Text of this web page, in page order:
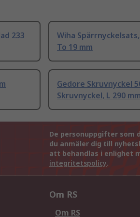
233
Wiha
To 19 mm
Gedore Skruvnyckel
Skruvnyckel, L 290 mm
De personuppgifter som
du anmäler dig till
att behandlas i enlighet
integritetspolicy.
Om RS
Om RS